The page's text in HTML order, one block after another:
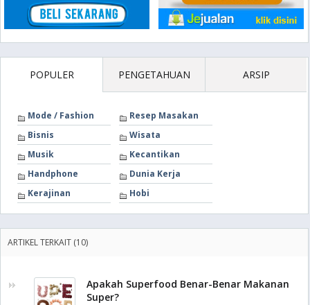
POPULER PENGETAHUAN ARSIP
Mode / Fashion
Resep Masakan
Bisnis
Wisata
Musik
Kecantikan
Handphone
Dunia Kerja
Kerajinan
Hobi
ARTIKEL TERKAIT (10)
Apakah Superfood Benar-Benar Makanan
Super?